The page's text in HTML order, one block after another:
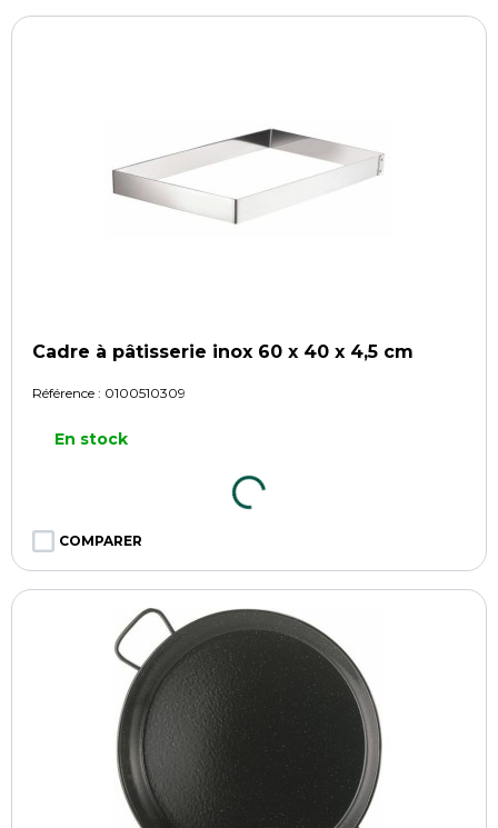
Cadre à pâtisserie inox 60 x 40 x 4,5 cm
Référence : 0100510309
En stock
COMPARER